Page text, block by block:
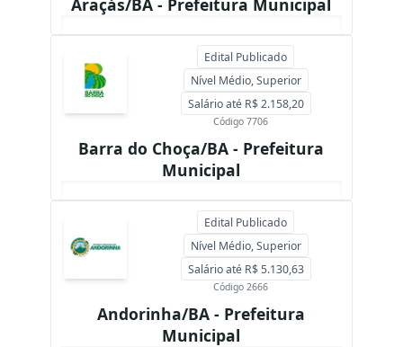
Edital Publicado
Nível Médio, Superior
Salário até R$ 2.158,20
Código 7706
Barra do Choça/BA - Prefeitura
Municipal
Edital Publicado
Nível Médio, Superior
Salário até R$ 5.130,63
Código 2666
Andorinha/BA - Prefeitura
Municipal